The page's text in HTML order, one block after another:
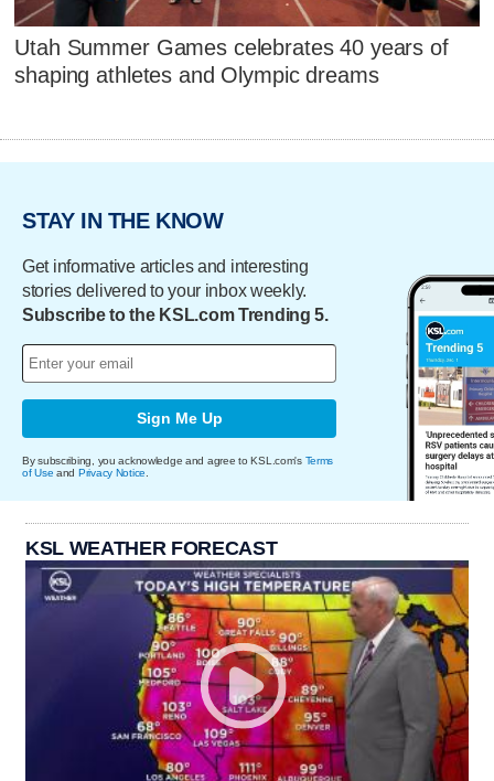
Utah Summer Games celebrates 40 years of
shaping athletes and Olympic dreams
STAY IN THE KNOW
Get informative articles and interesting
stories delivered to your inbox weekly.
Subscribe to the KSL.com Trending 5.
Sign Me Up
By subscribing, you acknowledge and agree to KSL.com's Terms
of Use and Privacy Notice
KSL WEATHER FORECAST